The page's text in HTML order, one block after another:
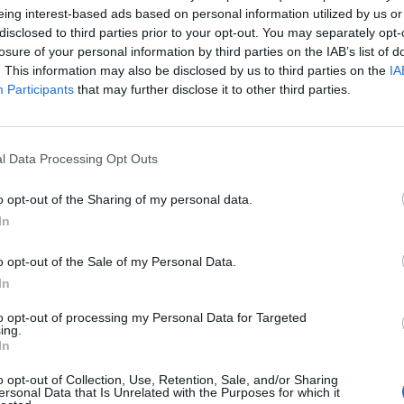
interest-based ads based on personal information utilized by us
to third parties prior to your opt-out. You may separately
of your personal information by third parties on the IAB’s list of
This information may also be disclosed by us to third parties on the
Participants that may further disclose it to other third parties.
Data Processing Opt Outs
opt-out of the Sharing of my personal data.
opt-out of the Sale of my Personal Data.
opt-out of processing my Personal Data for Targeted
opt-out of Collection, Use, Retention, Sale, and/or Sharing
Data that Is Unrelated with the Purposes for which it
που έχουμε όλοι αγαπήσει και τραγουδήσει.